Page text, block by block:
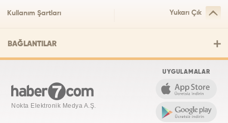
Kullanım Şartları Yukarı Çık
BAĞLANTILAR
Nokta Elektronik Medya A.Ş.
UYGULAMALAR